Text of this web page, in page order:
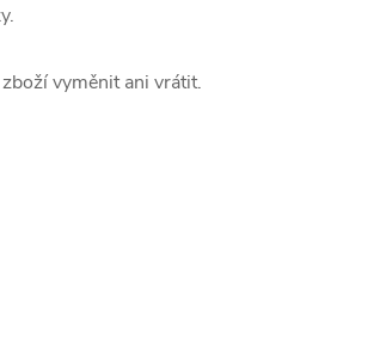
vyměnit ani vrátit.